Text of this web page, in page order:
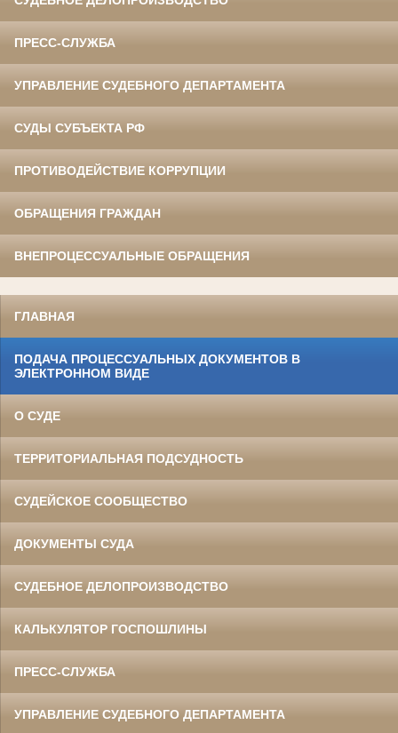
ПРЕСС-СЛУЖБА
УПРАВЛЕНИЕ СУДЕБНОГО ДЕПАРТАМЕНТА
СУДЫ СУБЪЕКТА РФ
ПРОТИВОДЕЙСТВИЕ КОРРУПЦИИ
ОБРАЩЕНИЯ ГРАЖДАН
ВНЕПРОЦЕССУАЛЬНЫЕ ОБРАЩЕНИЯ
ГЛАВНАЯ
ПОДАЧА ПРОЦЕССУАЛЬНЫХ ДОКУМЕНТОВ В
ЭЛЕКТРОННОМ ВИДЕ
О СУДЕ
ТЕРРИТОРИАЛЬНАЯ ПОДСУДНОСТЬ
СУДЕЙСКОЕ СООБЩЕСТВО
ДОКУМЕНТЫ СУДА
СУДЕБНОЕ ДЕЛОПРОИЗВОДСТВО
КАЛЬКУЛЯТОР ГОСПОШЛИНЫ
ПРЕСС-СЛУЖБА
УПРАВЛЕНИЕ СУДЕБНОГО ДЕПАРТАМЕНТА